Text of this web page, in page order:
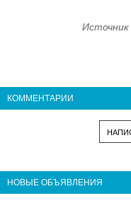
Источник
КОММЕНТАРИИ
НОВЫЕ ОБЪЯВЛЕНИЯ